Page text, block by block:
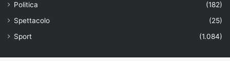
Politica
(182)
Spettacolo
(25)
Sport
(1.084)